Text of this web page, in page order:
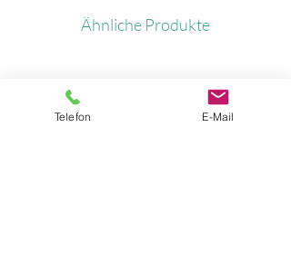
Ähnliche Produkte
Telefon E-Mail